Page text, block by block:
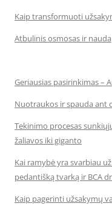
Kaip transformuoti
Atbulinis osmosas ir nauda
Geriausias pasirinkimas –
Nuotraukos ir spauda ant
Tekinimo procesas
žaliavos iki giganto
Kai ramybė yra svarbiau
pedantišką tvarką ir BCA
Kaip pagerinti užsakymų